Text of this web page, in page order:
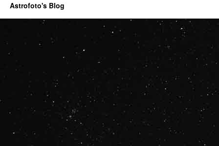
Astrofoto's Blog